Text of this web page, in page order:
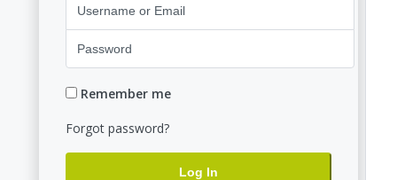
Remember me
Forgot password?
Log In